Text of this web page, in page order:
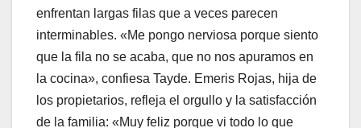
enfrentan largas filas que a veces parecen
interminables. «Me pongo nerviosa porque siento
que la fila no se acaba, que no nos apuramos en
la cocina», confiesa Tayde. Emeris Rojas, hija de
los propietarios, refleja el orgullo y la satisfacción
de la familia: «Muy feliz porque vi todo lo que